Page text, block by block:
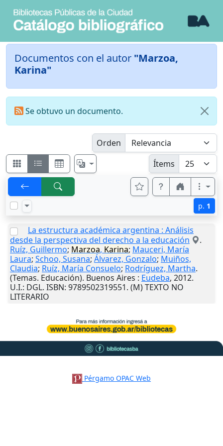
Documentos con el autor "Marzoa,
Karina"
Se obtuvo un documento.
Orden
Ítems
p. 1
La estructura académica argentina : Análisis
desde la perspectiva del derecho a la educación
.
Ruíz, Guillermo; Marzoa, Karina; Mauceri, María
Laura; Schoo, Susana; Álvarez, Gonzalo; Muiños,
Claudia; Ruíz, María Consuelo; Rodríguez, Martha.
(Temas. Educación). Buenos Aires : Eudeba, 2012.
U.I.: DGL. ISBN: 9789502319551. (M) TEXTO NO
LITERARIO
Pérgamo OPAC Web